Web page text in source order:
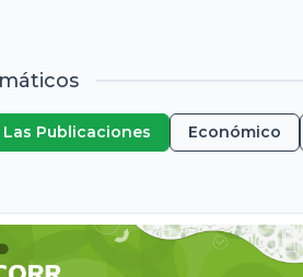
Las Publicaciones Económico